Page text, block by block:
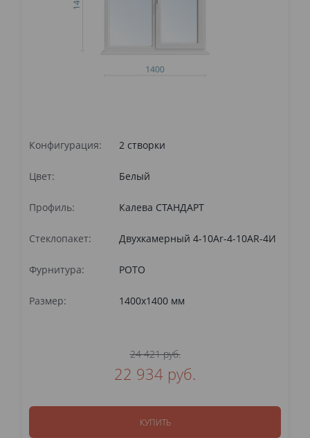
Конфигурация: 2 створки
Цвет: Белый
Профиль: Калева СТАНДАРТ
Стеклопакет: Двухкамерный 4-10Ar-4-10AR-4И
Фурнитура: РОТО
Размер: 1400x1400 мм
24 421 руб.
22 934 руб.
КУПИТЬ